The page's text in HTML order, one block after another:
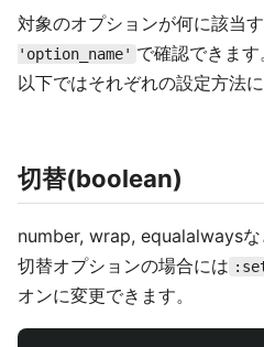
対象のオプションが何に該当
'option_name' で確認できます
以下ではそれぞれの設定方法
切替(boolean)
number, wrap, equalalwaysな
切替オプションの場合には
オンに変更できます。